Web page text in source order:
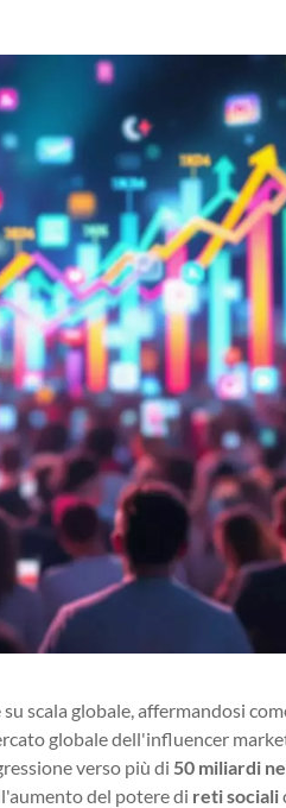
scala globale, affermandosi
globale dell'influencer
verso più di 50 miliardi
del potere di reti sociali